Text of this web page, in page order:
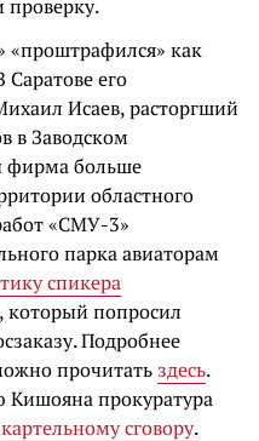
проверку.
«проштрафился» как
Саратове его
Исаев, расторгший
в Заводском
фирма больше
областного
«СМУ-3»
парка авиаторам
спикера
который попросил
Подробнее
прочитать здесь.
Кишояна прокуратура
сговору.